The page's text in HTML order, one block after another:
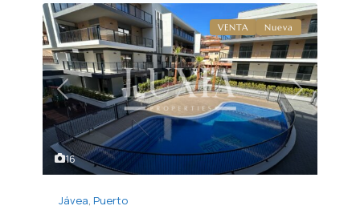
16
Previous Next
VENTA Nueva
Jávea, Puerto